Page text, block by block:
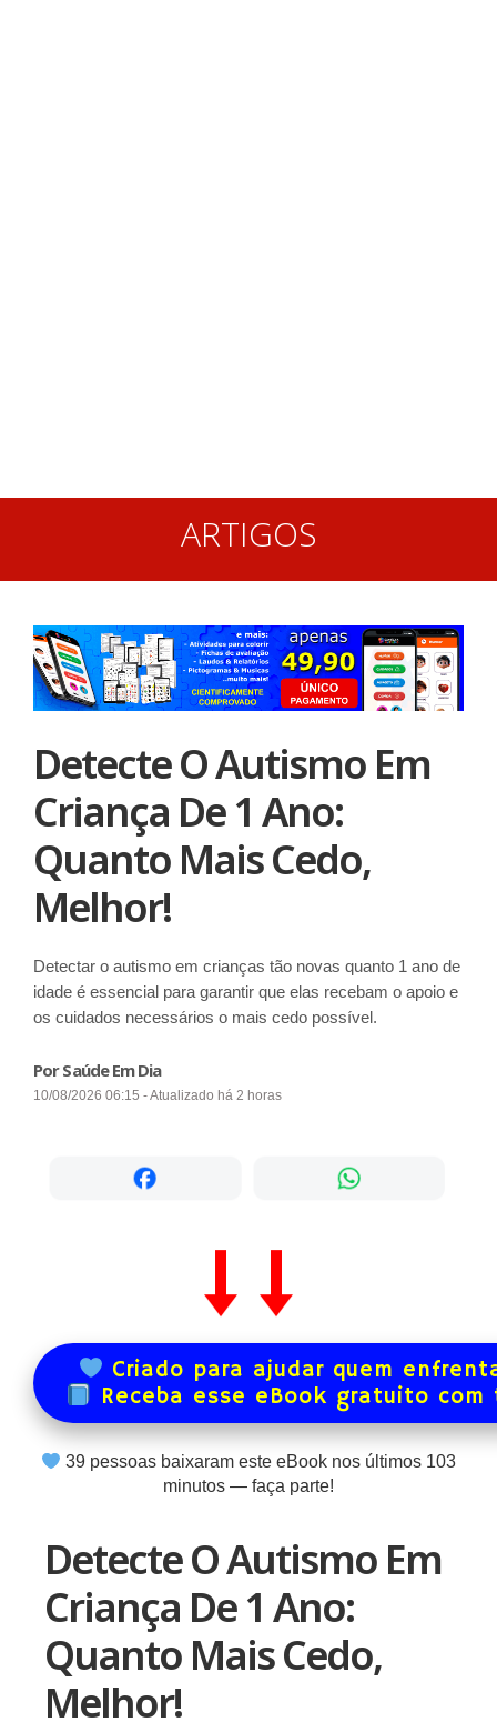
ARTIGOS
Detecte O Autismo Em
Criança De 1 Ano:
Quanto Mais Cedo,
Melhor!
Detectar o autismo em crianças tão novas quanto 1 ano de
idade é essencial para garantir que elas recebam o apoio e
os cuidados necessários o mais cedo possível.
Por Saúde Em Dia
10/08/2026 06:15 - Atualizado há 2 horas
Criado para ajudar quem
Receba esse eBook gratuito
39 pessoas baixaram este eBook nos últimos 103
minutos — faça parte!
Detecte O Autismo Em
Criança De 1 Ano:
Quanto Mais Cedo,
Melhor!